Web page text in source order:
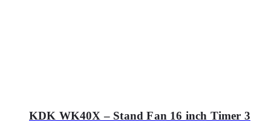
KDK WK40X – Stand Fan 16 inch Timer 3